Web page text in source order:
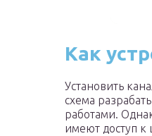
Как
Установить
схема
работами.
имеют доступ к